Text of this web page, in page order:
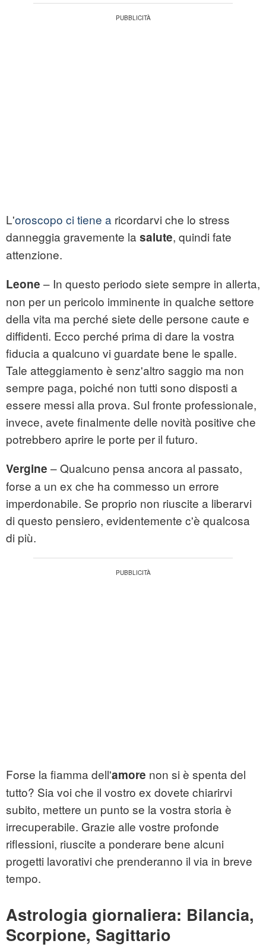
L'oroscopo ci tiene a ricordarvi che lo stress
danneggia gravemente la salute, quindi fate
attenzione.
Leone – In questo periodo siete sempre in allerta,
non per un pericolo imminente in qualche settore
della vita ma perché siete delle persone caute e
diffidenti. Ecco perché prima di dare la vostra
fiducia a qualcuno vi guardate bene le spalle.
Tale atteggiamento è senz'altro saggio ma non
sempre paga, poiché non tutti sono disposti a
essere messi alla prova. Sul fronte professionale,
invece, avete finalmente delle novità positive che
potrebbero aprire le porte per il futuro.
Vergine – Qualcuno pensa ancora al passato,
forse a un ex che ha commesso un errore
imperdonabile. Se proprio non riuscite a liberarvi
di questo pensiero, evidentemente c'è qualcosa
di più.
Forse la fiamma dell'amore non si è spenta del
tutto? Sia voi che il vostro ex dovete chiarirvi
subito, mettere un punto se la vostra storia è
irrecuperabile. Grazie alle vostre profonde
riflessioni, riuscite a ponderare bene alcuni
progetti lavorativi che prenderanno il via in breve
tempo.
Astrologia giornaliera: Bilancia,
Scorpione, Sagittario